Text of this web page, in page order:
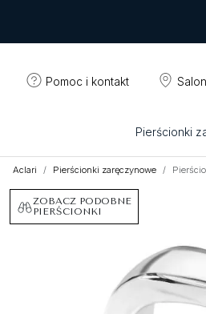
Pomoc i kontakt
Pierścionki
Aclari Pierścionki zaręczynowe
ZOBACZ PODOBNE
PIERŚCIONKI